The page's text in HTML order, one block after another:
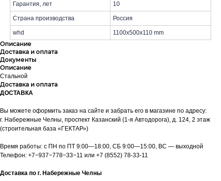
Гарантия, лет 10
Страна производства Россия
whd 1100x500x110 mm
Описание
Доставка и оплата
Документы
Описание
Стальной
Доставка и оплата
ДОСТАВКА
Вы можете оформить заказ на сайте и забрать его в магазине по адресу:
г. Набережные Челны, проспект Казанский (1-я Автодорога), д. 124, 2 этаж
(строительная база «ГЕКТАР»)
Время работы: с ПН по ПТ 9:00—18:00, СБ 9:00—15:00, ВС — выходной
Телефон: +7−937−778−33−11 или +7 (8552) 78-33-11
Доставка по г. Набережные Челны